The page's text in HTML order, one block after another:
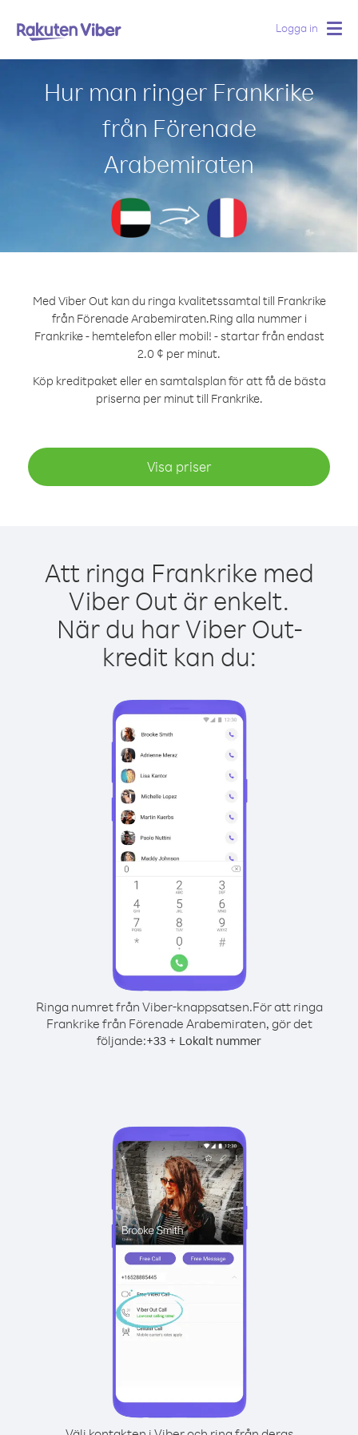
Logga in
Hur man ringer Frankrike
från Förenade
Arabemiraten
Med Viber Out kan du ringa kvalitetssamtal till Frankrike
från Förenade Arabemiraten.Ring alla nummer i
Frankrike - hemtelefon eller mobil! - startar från endast
2.0 ¢ per minut.
Köp kreditpaket eller en samtalsplan för att få de bästa
priserna per minut till Frankrike.
Visa priser
Att ringa Frankrike med
Viber Out är enkelt.
När du har Viber Out-
kredit kan du:
Ringa numret från Viber-knappsatsen.För att ringa
Frankrike från Förenade Arabemiraten, gör det
följande:+33 + Lokalt nummer